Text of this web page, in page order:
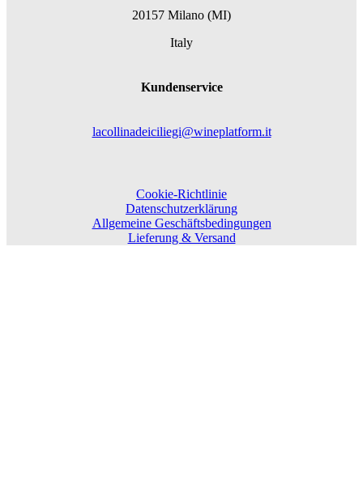
20157 Milano (MI)
Italy
Kundenservice
lacollinadeiciliegi@wineplatform.it
Cookie-Richtlinie
Datenschutzerklärung
Allgemeine Geschäftsbedingungen
Lieferung & Versand